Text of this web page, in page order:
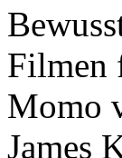
Filmen
Momo
James